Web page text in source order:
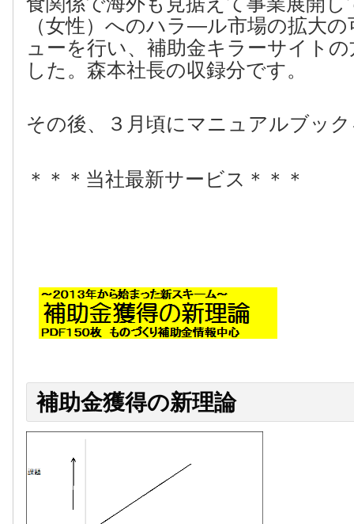
（女性）へのハラ―ル市場の拡大
ューを行い、補助金キラーサイト
した。森本社長の収録分です。
その後、３月頃にマニュアルブッ
＊＊＊当社最新サービス＊＊＊
補助金獲得の新理論